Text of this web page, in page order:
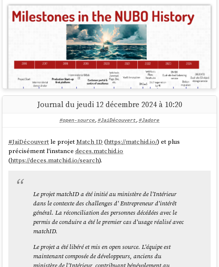
Ressources que j'ai trouvées intéressantes sur ce sujet :
Les pages 11 pages de "Le Cloud pour les administrations"
Circulaire n° 6282-SG du 5 juillet 2021 relative à la doctrine
Journal du jeudi 12 décembre 2024 à 10:20
#open-source, #JaiDécouvert, #Jadore
#JaiDécouvertle projetMatch ID (https://matchid.io/) et plus
précisément l'instancedeces.matchid.io
(https://deces.matchid.io/search).
Le projet matchID a été initié au ministère de l'Intérieur
dans le contexte des challenges d' Entrepreneur d'intérêt
général. La réconciliation des personnes décédées avec le
permis de conduire a été le premier cas d'usage réalisé avec
matchID.
Le projet a été libéré et mis en open source. L'équipe est
maintenant composée de développeurs, anciens du
ministère de l'Intérieur, contribuant bénévolement au